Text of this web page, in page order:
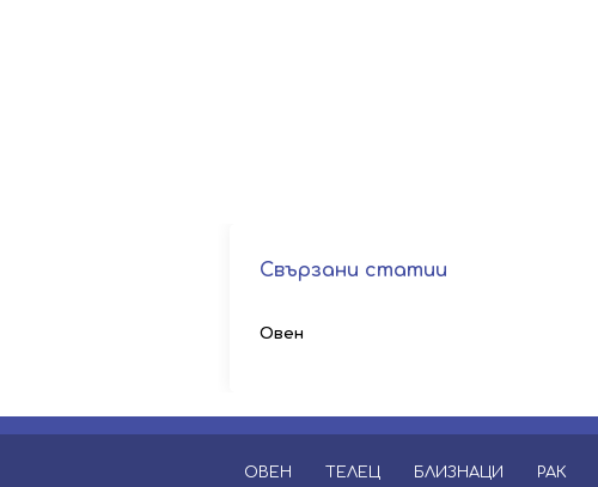
Свързани статии
Овен
ОВЕН ТЕЛЕЦ БЛИЗНАЦИ РАК